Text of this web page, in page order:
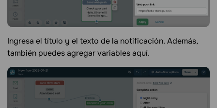
Ingresa el título y el texto de la notificación. Además,
también puedes agregar variables aquí.